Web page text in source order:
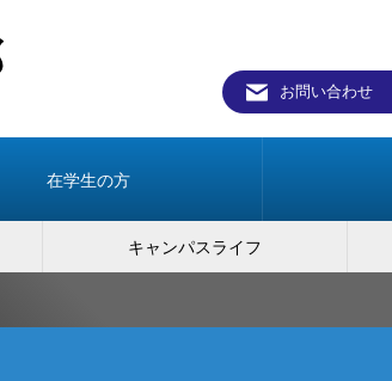
お問い合わせ
在学生の方
キャンパスライフ